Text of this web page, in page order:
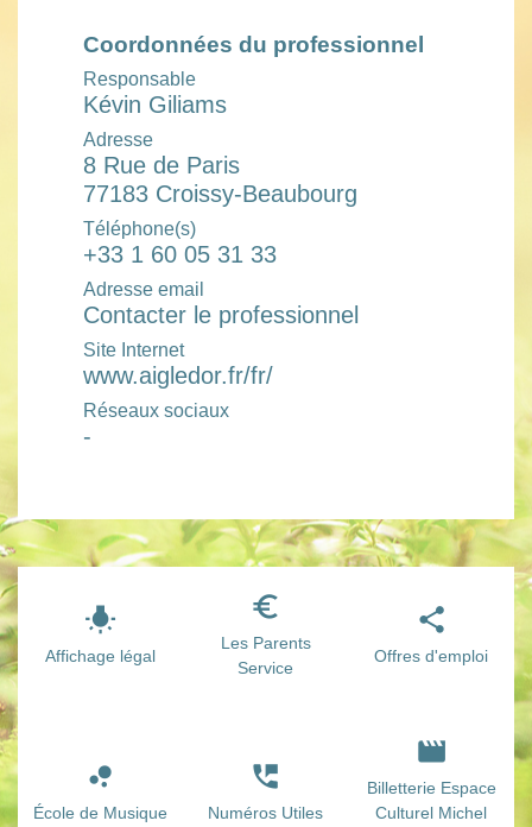
Coordonnées du professionnel
Responsable
Kévin Giliams
Adresse
8 Rue de Paris
77183 Croissy-Beaubourg
Téléphone(s)
+33 1 60 05 31 33
Adresse email
Contacter le professionnel
Site Internet
www.aigledor.fr/fr/
Réseaux sociaux
-
wb_incandescent
Affichage légal
euro_symbol
Les Parents
Service
share
Offres d'emploi
bubble_chart
École de Musique
perm_phone_msg
Numéros Utiles
movie
Billetterie Espace
Culturel Michel